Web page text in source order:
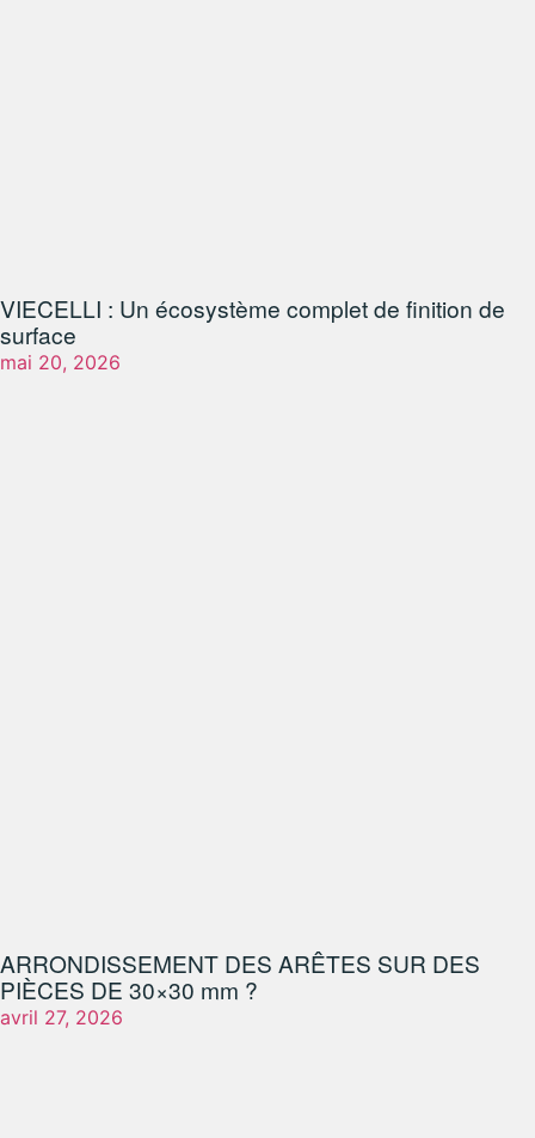
VIECELLI : Un écosystème complet de finition de
surface
mai 20, 2026
ARRONDISSEMENT DES ARÊTES SUR DES
PIÈCES DE 30×30 mm ?
avril 27, 2026